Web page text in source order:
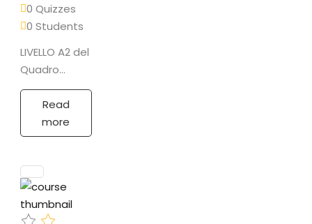
0 Quizzes
0 Students
LIVELLO A2 del
Quadro
comune
europeo di
riferimento
(QCER)
Grammatica•
L’alfabeto, la
pronuncia•
Read
more